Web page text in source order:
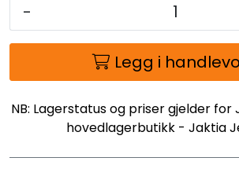
-
Legg i
NB: Lagerstatus og priser gjelder for
hovedlagerbutikk - Jaktia